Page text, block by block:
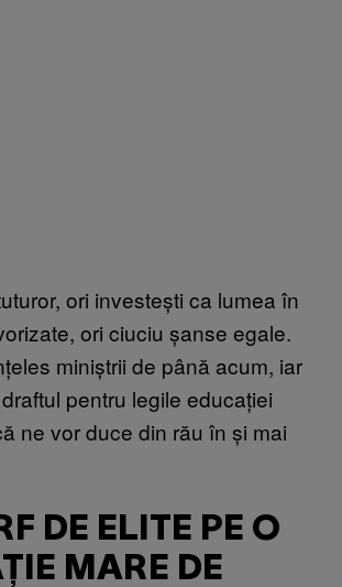
ori investești ca lumea în
ori ciuciu șanse egale.
miniștrii de până acum, iar
pentru legile educației
ne vor duce din rău în și mai
DE ELITE PE O
MARE DE